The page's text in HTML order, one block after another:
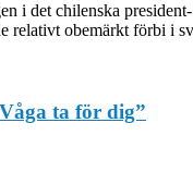
i det chilenska
relativt obemärkt förbi i
ta för dig”